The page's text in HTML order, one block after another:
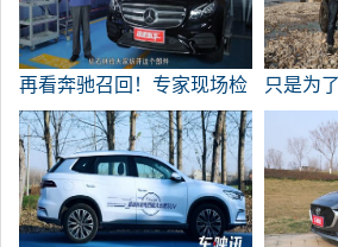
再看奔驰召回！专家现场检
查，有什么问题让车主如此
担心？
只是为
吉普牧
经典是